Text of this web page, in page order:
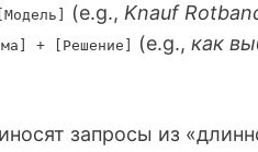
(e.g., Knauf
+ [Решение] (e.g., как
запросы из